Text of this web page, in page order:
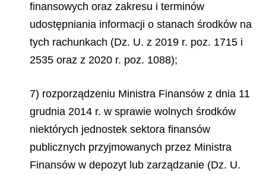
finansowych oraz zakresu i terminów
udostępniania informacji o stanach środków na
tych rachunkach (Dz. U. z 2019 r. poz. 1715 i
2535 oraz z 2020 r. poz. 1088);
7) rozporządzeniu Ministra Finansów z dnia 11
grudnia 2014 r. w sprawie wolnych środków
niektórych jednostek sektora finansów
publicznych przyjmowanych przez Ministra
Finansów w depozyt lub zarządzanie (Dz. U.